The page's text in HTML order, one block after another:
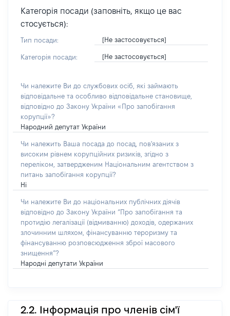
Категорія посади (заповніть, якщо це вас
стосується):
Тип посади: [Не застосовується]
Категорія посади: [Не застосовується]
Чи належите Ви до службових осіб, які займають
відповідальне та особливо відповідальне становище,
відповідно до Закону України «Про запобігання
корупції»?
Народний депутат України
Чи належить Ваша посада до посад, пов'язаних з
високим рівнем корупційних ризиків, згідно з
переліком, затвердженим Національним агентством з
питань запобігання корупції?
Ні
Чи належите Ви до національних публічних діячів
відповідно до Закону України “Про запобігання та
протидію легалізації (відмиванню) доходів, одержаних
злочинним шляхом, фінансуванню тероризму та
фінансуванню розповсюдження зброї масового
знищення”?
Народні депутати України
2.2. Інформація про членів сім'ї